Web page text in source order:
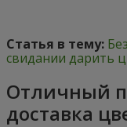
Статья в тему:
свидании дарить
Отличный
доставка